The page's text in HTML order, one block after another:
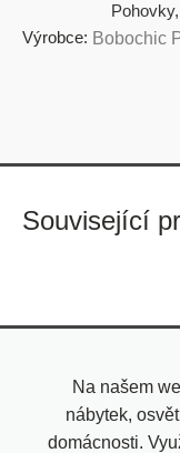
Pohovky,
Výrobce: Bobochic
Související
Na našem
nábytek,
domácnosti.